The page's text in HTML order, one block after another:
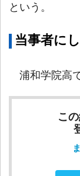
という。
当事者に
浦和学院高
こ